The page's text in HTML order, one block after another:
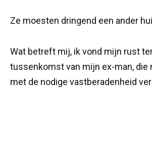
Ze moesten dringend een ander
Wat betreft mij, ik vond mijn rust
tussenkomst van mijn ex-man, die
met de nodige vastberadenheid